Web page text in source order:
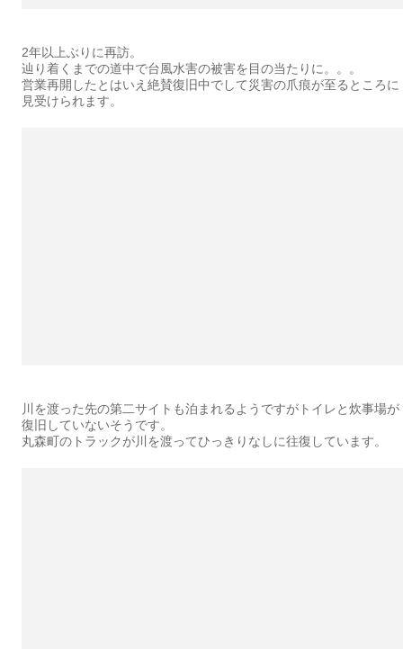
2年以上ぶりに再訪。
辿り着くまでの道中で台風水害の被害を目の当たりに。。。
営業再開したとはいえ絶賛復旧中でして災害の爪痕が至るところに
見受けられます。
川を渡った先の第二サイトも泊まれるようですがトイレと炊事場が
復旧していないそうです。
丸森町のトラックが川を渡ってひっきりなしに往復しています。